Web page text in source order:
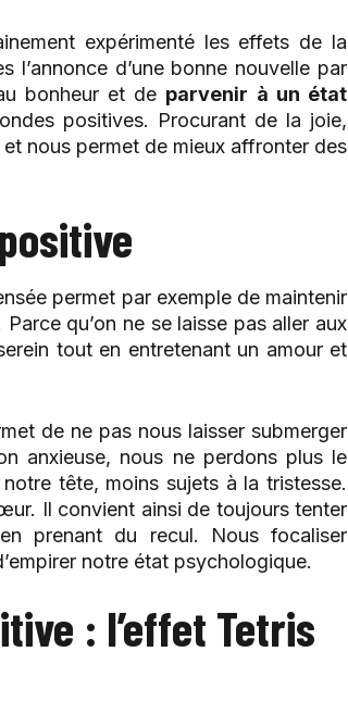
expérimenté les effets de la
d’une bonne nouvelle par
bonheur et de parvenir à un état
positives. Procurant de la joie,
nous permet de mieux affronter des
permet par exemple de maintenir
qu’on ne se laisse pas aller aux
tout en entretenant un amour et
de ne pas nous laisser submerger
anxieuse, nous ne perdons plus le
tête, moins sujets à la tristesse.
Il convient ainsi de toujours tenter
prenant du recul. Nous focaliser
notre état psychologique.
: l’effet Tetris